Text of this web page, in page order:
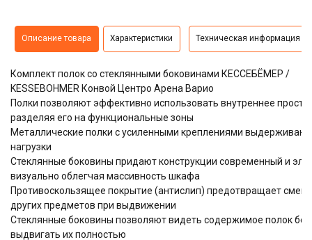
Описание товара Характеристики Техническая информация
Комплект полок со стеклянными боковинами КЕССЕБЁМЕР /
KESSEBOHMER Конвой Центро Арена Варио
Полки позволяют эффективно использовать внутреннее
разделяя его на функциональные зоны
Металлические полки с усиленными креплениями
нагрузки
Стеклянные боковины придают конструкции современный и
визуально облегчая массивность шкафа
Противоскользящее покрытие (антислип) предотвращает
других предметов при выдвижении
Стеклянные боковины позволяют видеть содержимое полок
выдвигать их полностью